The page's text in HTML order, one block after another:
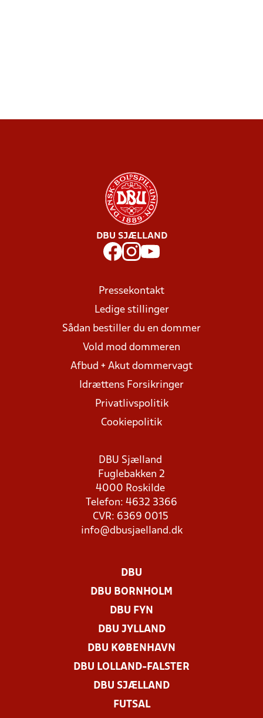
DBU SJÆLLAND
Pressekontakt
Ledige stillinger
Sådan bestiller du en dommer
Vold mod dommeren
Afbud + Akut dommervagt
Idrættens Forsikringer
Privatlivspolitik
Cookiepolitik
DBU Sjælland
Fuglebakken 2
4000 Roskilde
Telefon: 4632 3366
CVR: 6369 0015
info@dbusjaelland.dk
DBU
DBU BORNHOLM
DBU FYN
DBU JYLLAND
DBU KØBENHAVN
DBU LOLLAND-FALSTER
DBU SJÆLLAND
FUTSAL